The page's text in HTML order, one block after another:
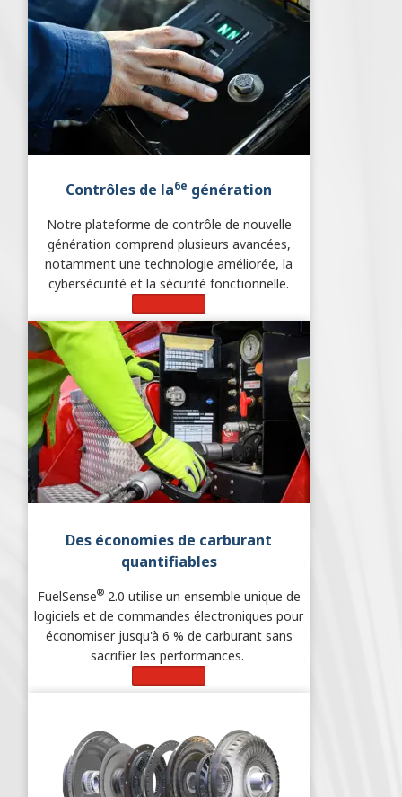
Contrôles de la6e génération
Notre plateforme de contrôle de nouvelle
génération comprend plusieurs avancées,
notamment une technologie améliorée, la
cybersécurité et la sécurité fonctionnelle.
Des économies de carburant
quantifiables
FuelSense®2.0 utilise un ensemble unique de
logiciels et de commandes électroniques pour
économiser jusqu'à 6 % de carburant sans
sacrifier les performances.